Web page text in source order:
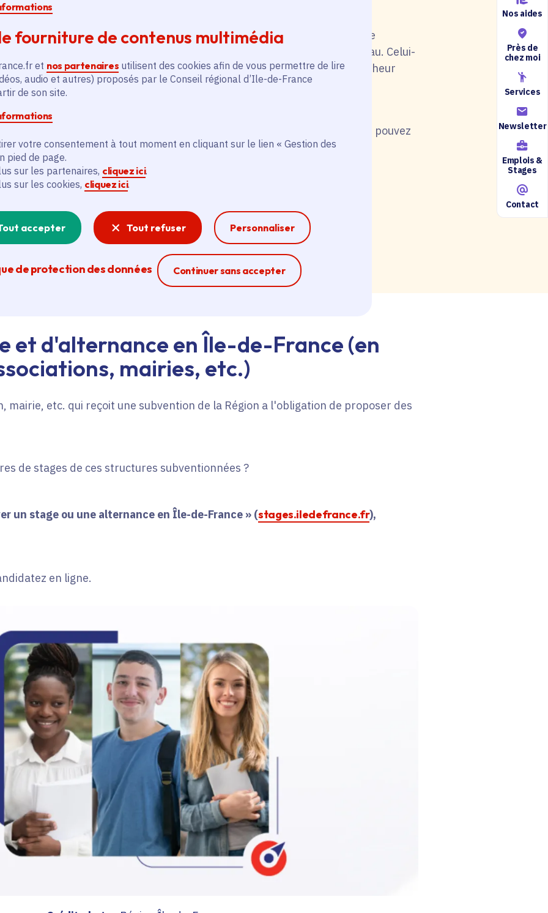
fourniture de contenus multimédia
et nos partenaires utilisent des cookies afin de vous permettre de lire
audio et autres) proposés par le Conseil régional d’Ile-de-France
de son site.
votre consentement à tout moment en cliquant sur le lien « Gestion des
pied de page.
sur les partenaires, cliquez ici.
sur les cookies, cliquez ici.
accepter Tout refuser Personnaliser
de protection des données Continuer sans accepter
Ferme la modale
Nos aides
Près de
chez moi
Services
Newsletter
Emplois &
Stages
Contact
sur le bouton « Candidature spontanée » pour qu'il soit en rouge. Une
remontez aussitôt en haut de page. Redescendez au niveau du tableau. Celui-
Vous pouvez alors sélectionner siège ou lycées et votre situation (chercheur
publique ou non, apprenti, stagiaire) et candidatez.
d'emploi au siège de la Région ou dans les lycées, avant de postuler, vous pouvez
nos agents Ambassadeurs.Plus d'infos.
technique ?
technique, écrivez-nous en utilisant le formulaire accessible ici.
et d'alternance en Île-de-France (en
mairies, etc.)
mairie, etc. qui reçoit une subvention de la Région a l'obligation de proposer des
de stages de ces structures subventionnées ?
un stage ou une alternance en Île-de-France » (stages.iledefrance.fr),
en ligne.